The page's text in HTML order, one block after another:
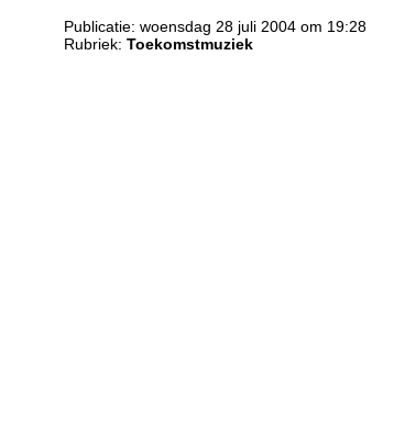
Publicatie: woensdag 28 juli 2004 om 19:28
Rubriek: Toekomstmuziek